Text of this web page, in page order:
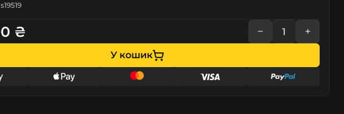
₴ − +
У кошик